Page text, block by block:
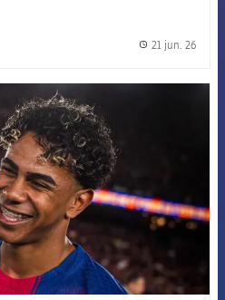
21 jun. 26
FCB Barcelona badge